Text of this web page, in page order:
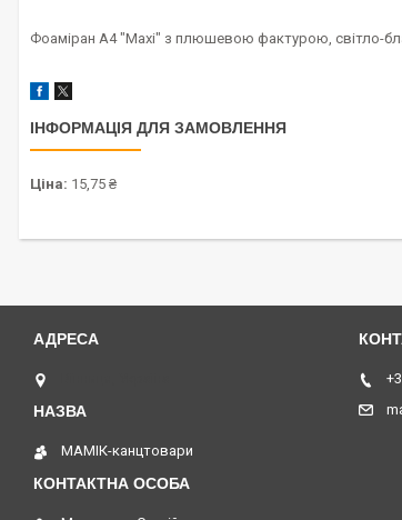
Фоаміран А4 "Maxi" з плюшевою фактурою, світло-
ІНФОРМАЦІЯ ДЛЯ ЗАМОВЛЕННЯ
Ціна: 15,75 ₴
МАМІК-канцтовари